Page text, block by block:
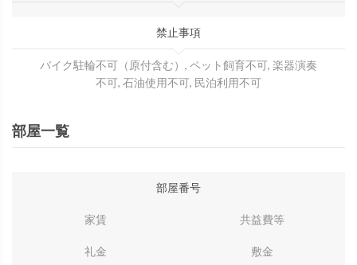
禁止事項
バイク駐輪不可（原付含む）, ペット飼育不可, 楽器演奏
不可, 石油使用不可, 民泊利用不可
部屋一覧
部屋番号
家賃 共益費等
礼金 敷金